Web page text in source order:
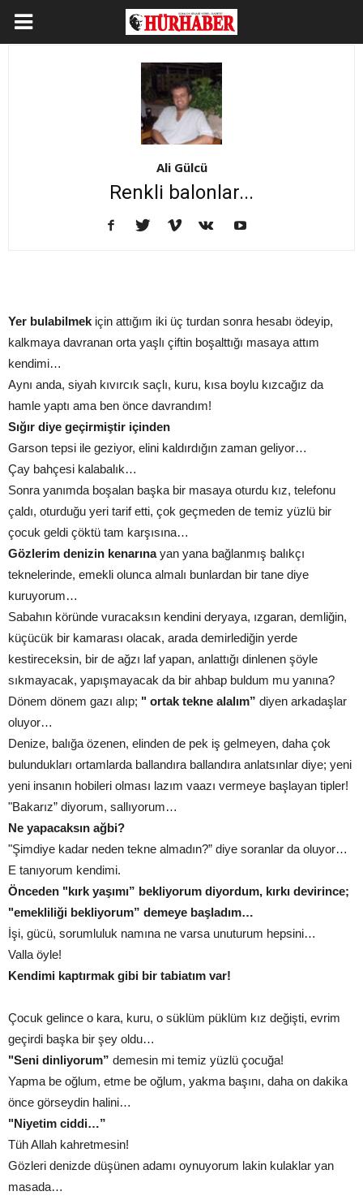
Ali Gülcü
Renkli balonlar...
Yer bulabilmek için attığım iki üç turdan sonra hesabı ödeyip,
kalkmaya davranan orta yaşlı çiftin boşalttığı masaya attım
kendimi…
Aynı anda, siyah kıvırcık saçlı, kuru, kısa boylu kızcağız da
hamle yaptı ama ben önce davrandım!
Sığır diye geçirmiştir içinden
Garson tepsi ile geziyor, elini kaldırdığın zaman geliyor…
Çay bahçesi kalabalık…
Sonra yanımda boşalan başka bir masaya oturdu kız, telefonu
çaldı, oturduğu yeri tarif etti, çok geçmeden de temiz yüzlü bir
çocuk geldi çöktü tam karşısına…
Gözlerim denizin kenarınayan yana bağlanmış balıkçı
teknelerinde, emekli olunca almalı bunlardan bir tane diye
kuruyorum…
Sabahın köründe vuracaksın kendini deryaya, ızgaran, demliğin,
küçücük bir kamarası olacak, arada demirlediğin yerde
kestireceksin, bir de ağzı laf yapan, anlattığı dinlenen şöyle
sıkmayacak, yapışmayacak da bir ahbap buldum mu yanına?
Dönem dönem gazı alıp; " ortak tekne alalım” diyen arkadaşlar
oluyor…
Denize, balığa özenen, elinden de pek iş gelmeyen, daha çok
bulundukları ortamlarda ballandıra ballandıra anlatsınlar diye; yeni
yeni insanın hobileri olması lazım vaazı vermeye başlayan tipler!
"Bakarız” diyorum, sallıyorum…
Ne yapacaksın ağbi?
"Şimdiye kadar neden tekne almadın?” diye soranlar da oluyor…
E tanıyorum kendimi.
Önceden "kırk yaşımı” bekliyorum diyordum, kırkı devirince;
"emekliliği bekliyorum” demeye başladım…
İşi, gücü, sorumluluk namına ne varsa unuturum hepsini…
Valla öyle!
Kendimi kaptırmak gibi bir tabiatım var!
Çocuk gelince o kara, kuru, o süklüm püklüm kız değişti, evrim
geçirdi başka bir şey oldu…
"Seni dinliyorum” demesin mi temiz yüzlü çocuğa!
Yapma be oğlum, etme be oğlum, yakma başını, daha on dakika
önce görseydin halini…
"Niyetim ciddi…”
Tüh Allah kahretmesin!
Gözleri denizde düşünen adamı oynuyorum lakin kulaklar yan
masada…